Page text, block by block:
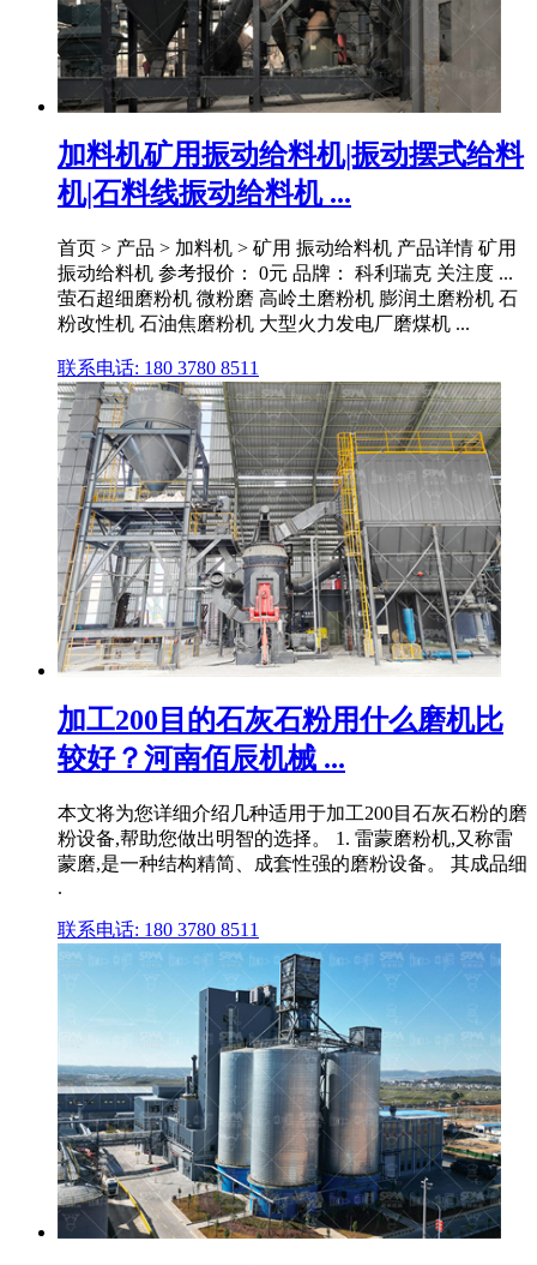
加料机矿用振动给料机|振动摆式给料
机|石料线振动给料机 ...
首页 > 产品 > 加料机 > 矿用 振动给料机 产品详情 矿用
振动给料机 参考报价： 0元 品牌： 科利瑞克 关注度 ...
萤石超细磨粉机 微粉磨 高岭土磨粉机 膨润土磨粉机 石
粉改性机 石油焦磨粉机 大型火力发电厂磨煤机 ...
联系电话: 180 3780 8511
加工200目的石灰石粉用什么磨机比
较好？河南佰辰机械 ...
本文将为您详细介绍几种适用于加工200目石灰石粉的磨
粉设备,帮助您做出明智的选择。 1. 雷蒙磨粉机,又称雷
蒙磨,是一种结构精简、成套性强的磨粉设备。 其成品细
.
联系电话: 180 3780 8511